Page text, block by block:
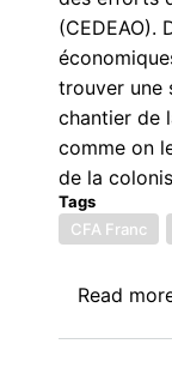
(CEDEAO).
trouver une
chantier de
comme on
de la
Tags
CFA Franc
Read